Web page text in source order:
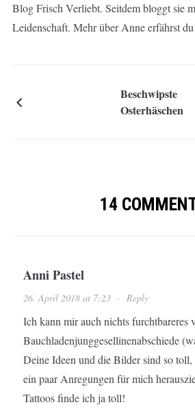
Blog Frisch Verliebt. Seitdem bloggt sie
Leidenschaft. Mehr über Anne erfährst du
Beschwipste
Osterhäschen
14
Anni Pastel
26. April 2018 at 7:23· Reply
Ich kann mir auch nichts furchtbareres
Bauchladenjunggesellinenabschiede
Deine Ideen und die Bilder sind so
ein paar Anregungen für mich
Tattoos finde ich ja toll!